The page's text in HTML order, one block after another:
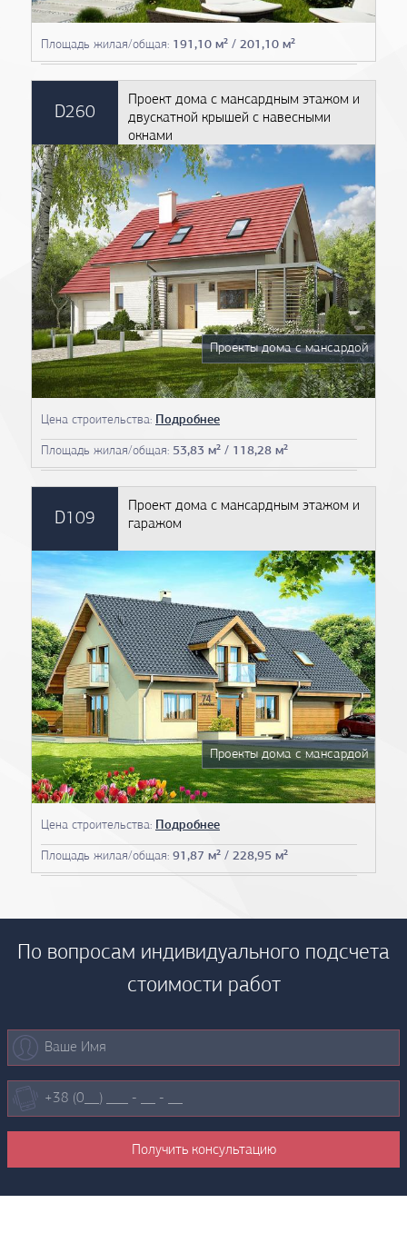
Площадь жилая/общая: 191,10 м² / 201,10 м²
D260
Проект дома с мансардным этажом и
двускатной крышей с навесными
окнами
Цена строительства: Подробнее
Площадь жилая/общая: 53,83 м² / 118,28 м²
Проекты дома с мансардой
D109
Проект дома с мансардным этажом и
гаражом
Цена строительства: Подробнее
Площадь жилая/общая: 91,87 м² / 228,95 м²
Проекты дома с мансардой
По вопросам индивидуального подсчета
стоимости работ